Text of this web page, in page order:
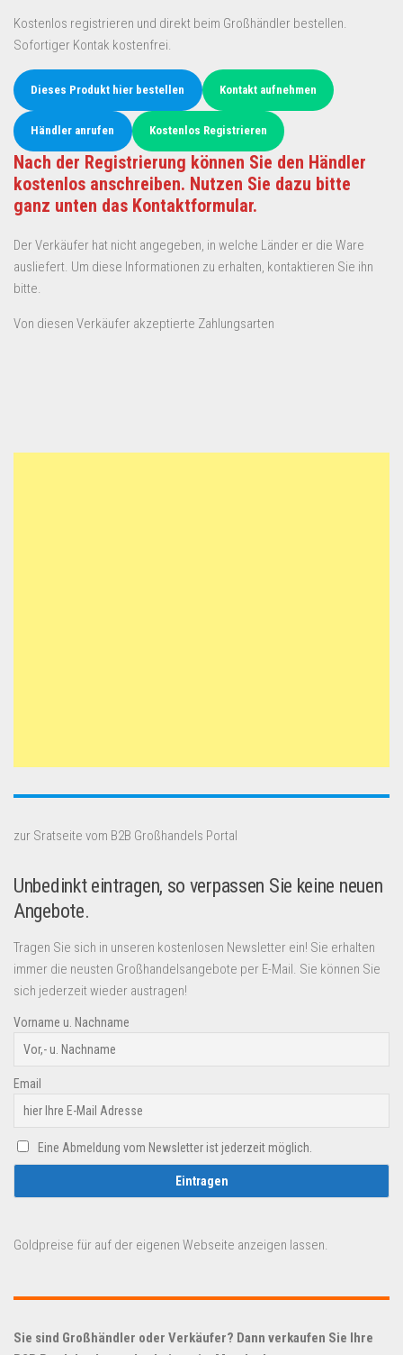
Kostenlos registrieren und direkt beim Großhändler bestellen.
Sofortiger Kontak kostenfrei.
Dieses Produkt hier bestellen Kontakt aufnehmen
Händler anrufen Kostenlos Registrieren
Nach der Registrierung können Sie den Händler
kostenlos anschreiben. Nutzen Sie dazu bitte
ganz unten das Kontaktformular.
Der Verkäufer hat nicht angegeben, in welche Länder er die Ware
ausliefert. Um diese Informationen zu erhalten, kontaktieren Sie ihn
bitte.
Von diesen Verkäufer akzeptierte Zahlungsarten
zur Sratseite vom B2B Großhandels Portal
Unbedinkt eintragen, so verpassen Sie keine neuen
Angebote.
Tragen Sie sich in unseren kostenlosen Newsletter ein! Sie erhalten
immer die neusten Großhandelsangebote per E-Mail. Sie können Sie
sich jederzeit wieder austragen!
Vorname u. Nachname
Email
Eine Abmeldung vom Newsletter ist jederzeit möglich.
Goldpreise für auf der eigenen Webseite anzeigen lassen.
Sie sind Großhändler oder Verkäufer? Dann verkaufen Sie Ihre